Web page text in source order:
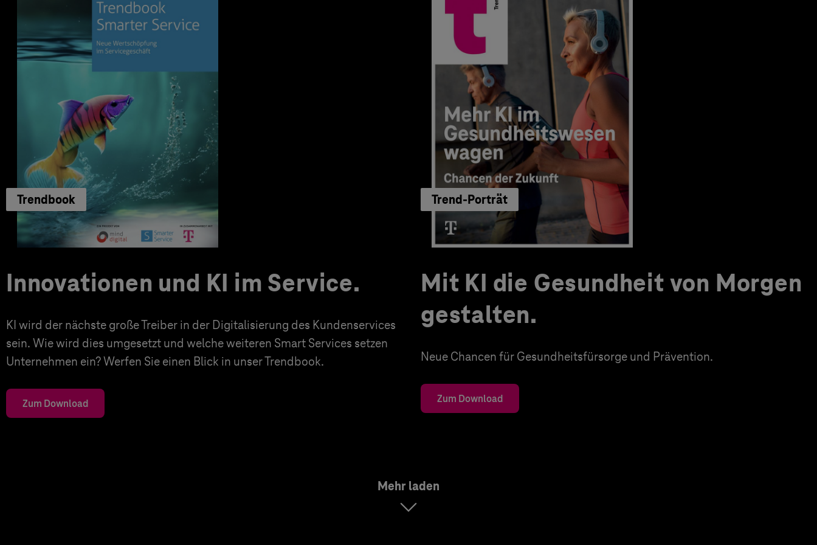
Trendbook
Innovationen und KI im Service.
KI wird der nächste große Treiber in der Digitalisierung des Kundenservices
sein. Wie wird dies umgesetzt und welche weiteren Smart Services setzen
Unternehmen ein? Werfen Sie einen Blick in unser Trendbook.
Zum Download
Trend-Porträt
Mit KI die Gesundheit von Morgen
gestalten.
Neue Chancen für Gesundheitsfürsorge und Prävention.
Zum Download
Mehr laden